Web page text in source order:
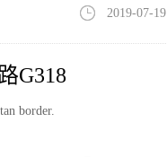
2019-07-19
G318
border.